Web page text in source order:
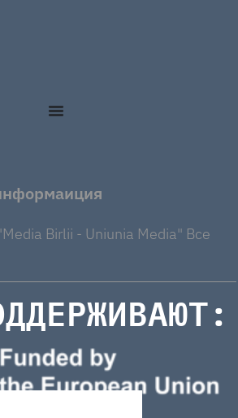
Birlii - Uniunia Media" Все